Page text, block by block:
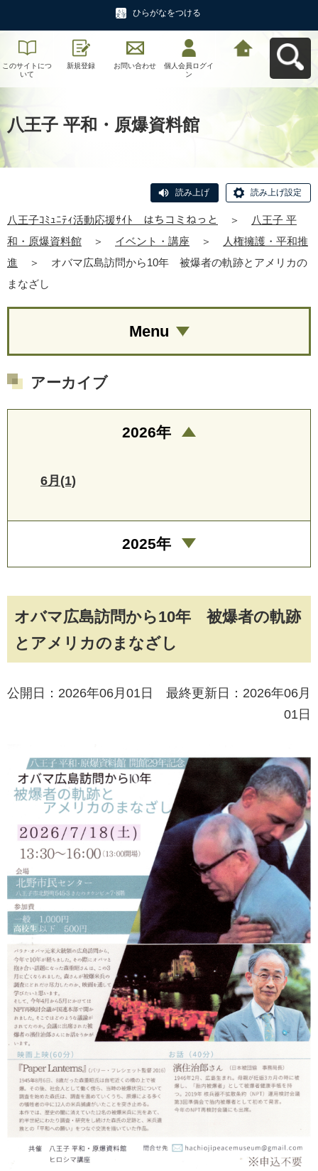
ひらがなをつける
このサイトにつ
いて
新規登録 お問い合わせ
個人会員ログイ
ン
八王子 平和・原爆資料館
読み上げ 読み上げ設定
八王子ｺﾐｭﾆﾃｨ活動応援ｻｲﾄ はちコミねっと ＞
八王子 平
和・原爆資料館
＞ イベント・講座 ＞
人権擁護・平和推
進
＞
オバマ広島訪問から10年 被爆者の軌跡とアメリカの
まなざし
オバマ広島訪問から10年 被爆者の軌跡
とアメリカのまなざし
公開日：2026年06月01日 最終更新日：2026年06月
01日
Menu
アーカイブ
2026年
6月(1)
2025年